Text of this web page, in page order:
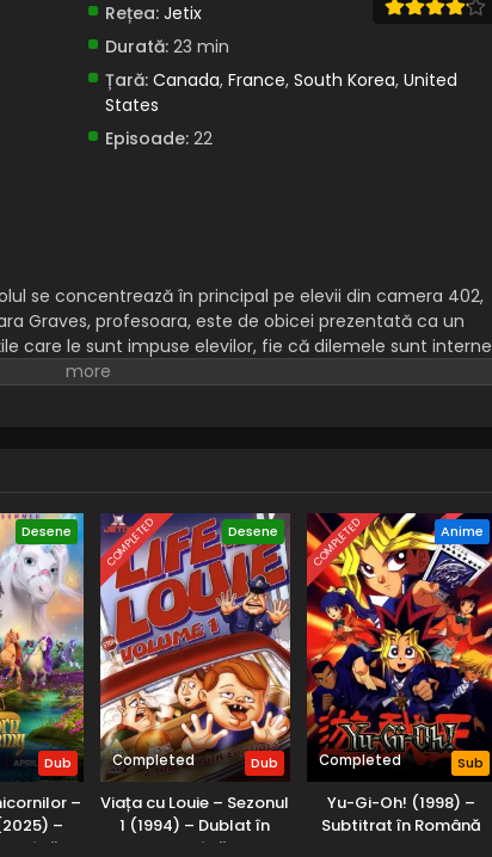
Rețea: Jetix
Durată:23 min
Țară: Canada, France, South Korea, United
States
Episoade:22
se concentrează în principal pe elevii din camera 402,
Graves, profesoara, este de obicei prezentată ca un
care le sunt impuse elevilor, fie că dilemele sunt interne
de obicei, cu o morală sau o lecție fundamentată care
Desene
Dub
–
–
COMPLETED Desene
Completed Dub
Viața cu Louie – Sezonul
1 (1994) – Dublat în
Română
COMPLETED Anime
Completed Sub
Yu-Gi-Oh! (1998) –
Subtitrat în Română